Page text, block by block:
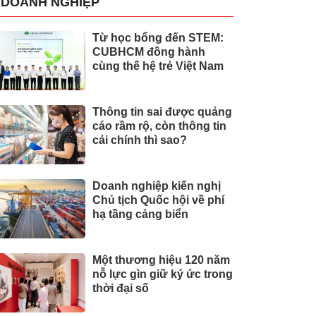
Từ học bổng đến STEM:
CUBHCM đồng hành
cùng thế hệ trẻ Việt Nam
Thông tin sai được quảng
cáo rầm rộ, còn thông tin
cải chính thì sao?
Doanh nghiệp kiến nghị
Chủ tịch Quốc hội về phí
hạ tầng cảng biển
Một thương hiệu 120 năm
nỗ lực gìn giữ ký ức trong
thời đại số